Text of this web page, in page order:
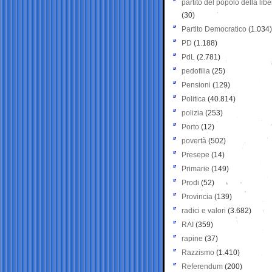
partito del popolo della
(30)
Partito Democratico (1.034)
PD (1.188)
PdL (2.781)
pedofilia (25)
Pensioni (129)
Politica (40.814)
polizia (253)
Porto (12)
povertà (502)
Presepe (14)
Primarie (149)
Prodi (52)
Provincia (139)
radici e valori (3.682)
RAI (359)
rapine (37)
Razzismo (1.410)
Referendum (200)